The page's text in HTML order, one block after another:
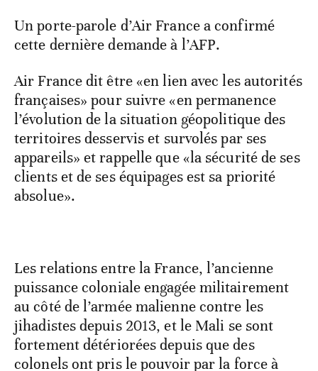
Un porte-parole d’Air France a confirmé
cette dernière demande à l’AFP.
Air France dit être «en lien avec les autorités
françaises» pour suivre «en permanence
l’évolution de la situation géopolitique des
territoires desservis et survolés par ses
appareils» et rappelle que «la sécurité de ses
clients et de ses équipages est sa priorité
absolue».
Les relations entre la France, l’ancienne
puissance coloniale engagée militairement
au côté de l’armée malienne contre les
jihadistes depuis 2013, et le Mali se sont
fortement détériorées depuis que des
colonels ont pris le pouvoir par la force à